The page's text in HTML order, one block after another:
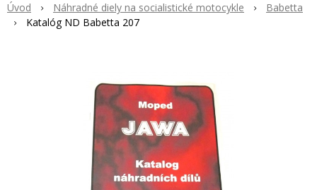
Úvod Náhradné diely na socialistické motocykle
Babetta
Katalóg ND Babetta 207